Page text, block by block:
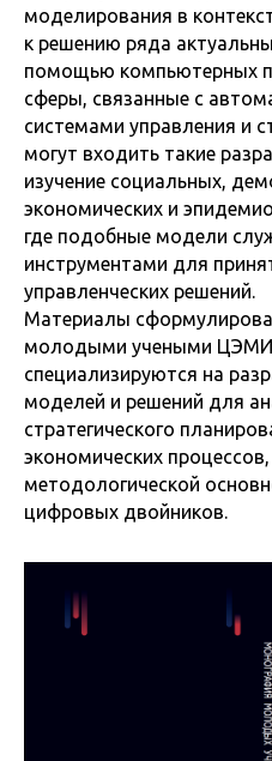
моделирования в
к решению ряда
помощью компьютерных
сферы, связанные с
системами управления и
могут входить такие
изучение социальных,
экономических и
где подобные модели
инструментами для
управленческих решений.
Материалы
молодыми учеными ЦЭМИ
специализируются на
моделей и решений для
стратегического
экономических
методологической
цифровых двойников.